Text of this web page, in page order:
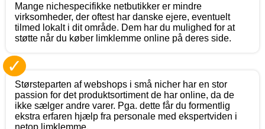
Mange nichespecifikke netbutikker er mindre
virksomheder, der oftest har danske ejere, eventuelt
tilmed lokalt i dit område. Dem har du mulighed for at
støtte når du køber limklemme online på deres side.
✓
Størsteparten af webshops i små nicher har en stor
passion for det produktsortiment de har online, da de
ikke sælger andre varer. Pga. dette får du formentlig
ekstra erfaren hjælp fra personale med ekspertviden i
netop limklemme.